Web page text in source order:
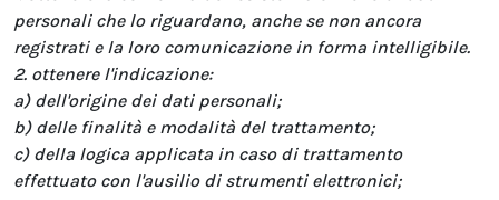
personali che lo riguardano, anche se non ancora
registrati e la loro comunicazione in forma intelligibile.
2. ottenere l'indicazione:
a) dell'origine dei dati personali;
b) delle finalità e modalità del trattamento;
c) della logica applicata in caso di trattamento
effettuato con l'ausilio di strumenti elettronici;